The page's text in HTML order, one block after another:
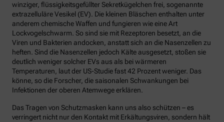
winziger, flüssigkeitsgefüllter Sekretkügelchen frei, sogenannte
extrazelluläre Vesikel (EV). Die kleinen Bläschen enthalten unter
anderem chemische Waffen und fungieren wie eine Art
Lockvogelschwarm. So sind sie mit Rezeptoren besetzt, an die
Viren und Bakterien andocken, anstatt sich an die Nasenzellen zu
heften. Sind die Nasenzellen jedoch Kälte ausgesetzt, stoßen sie
deutlich weniger solcher EVs aus als bei wärmeren
Temperaturen, laut der US-Studie fast 42 Prozent weniger. Das
könne, so die Forscher, die saisonalen Schwankungen bei
Infektionen der oberen Atemwege erklären.
Das Tragen von Schutzmasken kann uns also schützen – es
verringert nicht nur den Kontakt mit Erkältungsviren, sondern hält